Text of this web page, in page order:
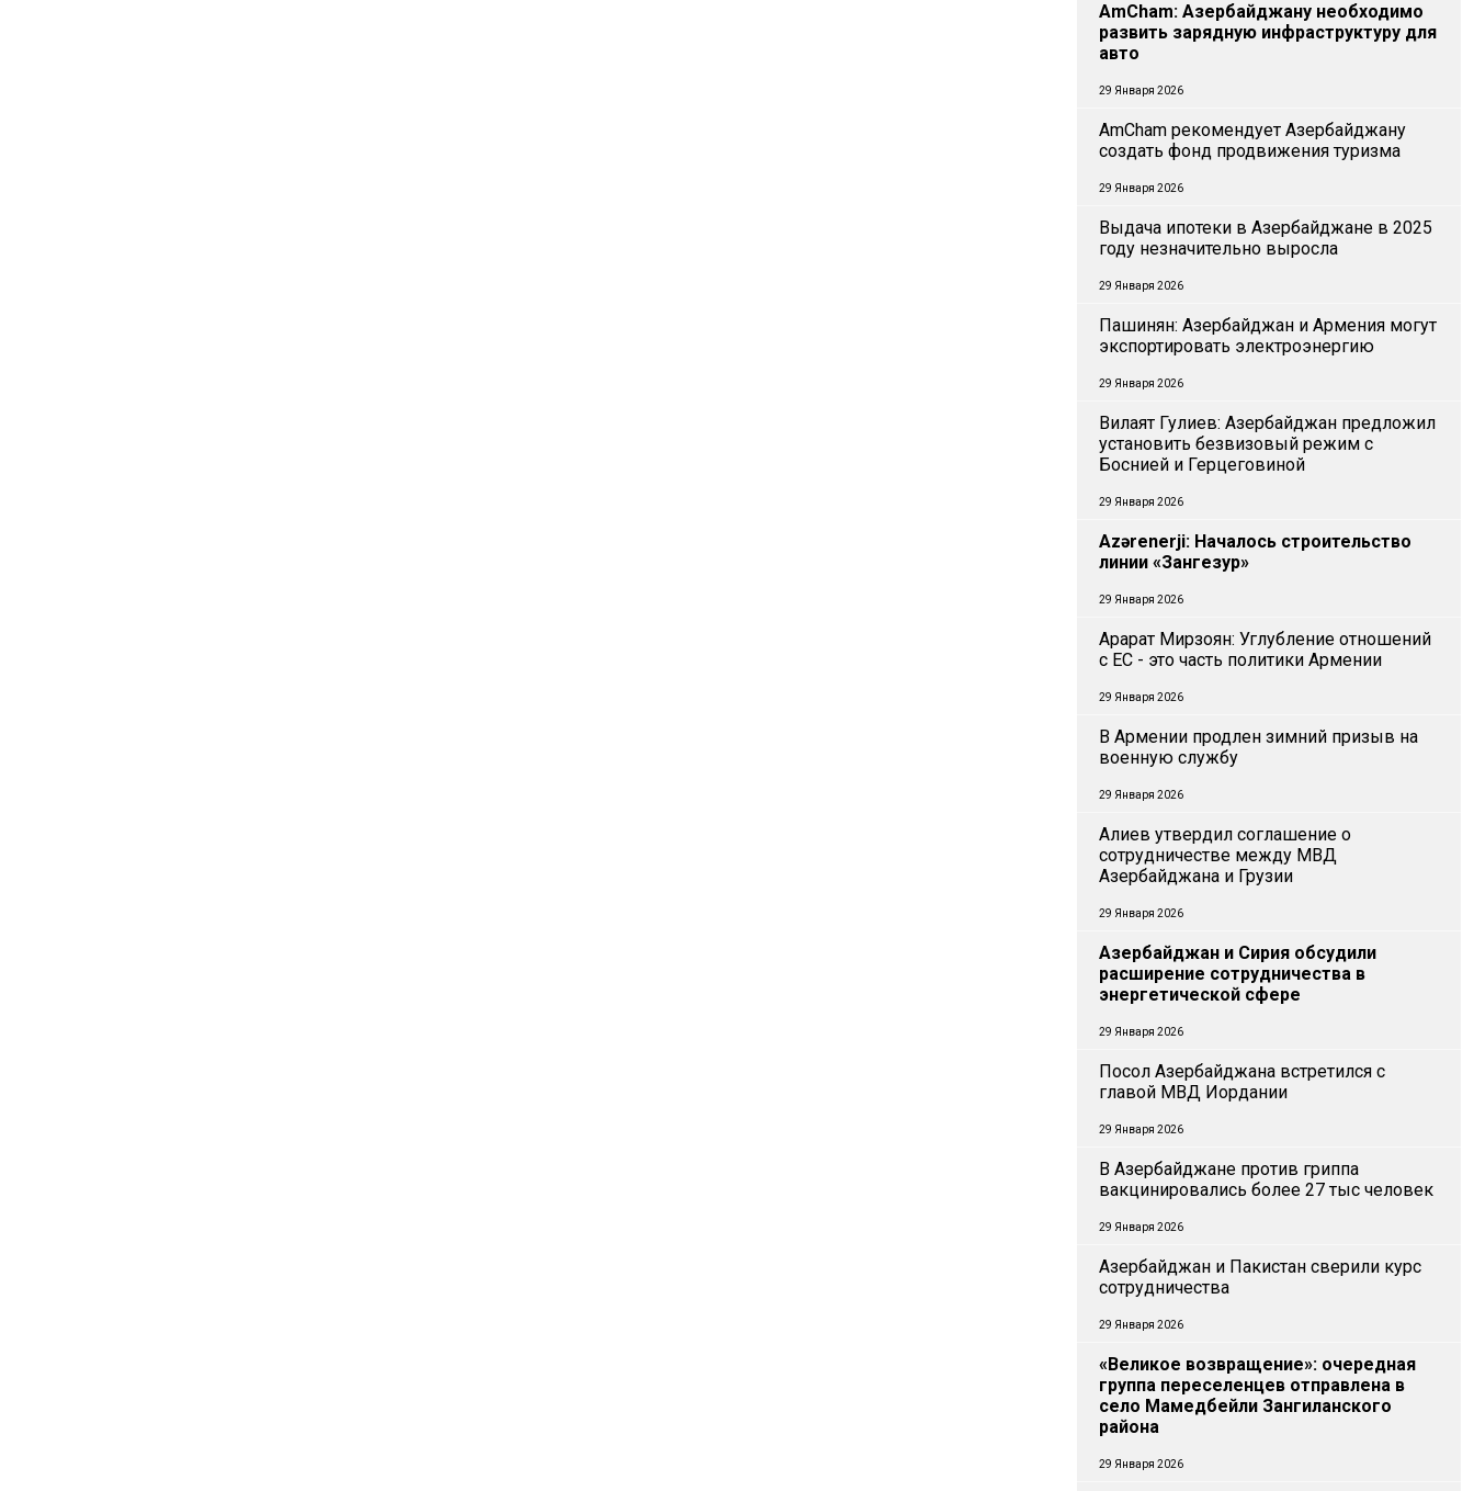
AmCham: Азербайджану необходимо
развить зарядную инфраструктуру для
авто
29 Января 2026
AmCham рекомендует Азербайджану
создать фонд продвижения туризма
29 Января 2026
Выдача ипотеки в Азербайджане в 2025
году незначительно выросла
29 Января 2026
Пашинян: Азербайджан и Армения могут
экспортировать электроэнергию
29 Января 2026
Вилаят Гулиев: Азербайджан предложил
установить безвизовый режим с
Боснией и Герцеговиной
29 Января 2026
Azərenerji: Началось строительство
линии «Зангезур»
29 Января 2026
Арарат Мирзоян: Углубление отношений
с ЕС - это часть политики Армении
29 Января 2026
В Армении продлен зимний призыв на
военную службу
29 Января 2026
Алиев утвердил соглашение о
сотрудничестве между МВД
Азербайджана и Грузии
29 Января 2026
Азербайджан и Сирия обсудили
расширение сотрудничества в
энергетической сфере
29 Января 2026
Посол Азербайджана встретился с
главой МВД Иордании
29 Января 2026
В Азербайджане против гриппа
вакцинировались более 27 тыс человек
29 Января 2026
Азербайджан и Пакистан сверили курс
сотрудничества
29 Января 2026
«Великое возвращение»: очередная
группа переселенцев отправлена в
село Мамедбейли Зангиланского
района
29 Января 2026